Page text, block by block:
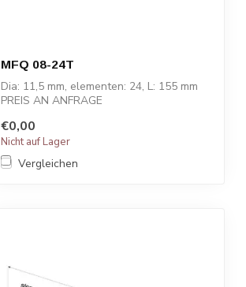
MFQ 08-24T
Dia: 11,5 mm, elementen: 24, L: 155 mm
PREIS AN ANFRAGE
€0,00
Nicht auf Lager
Vergleichen